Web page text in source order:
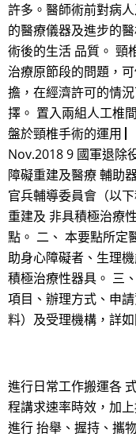
許多。醫師術前對病
的醫療儀器及進步的
術後的生活 品質。 頸
治療原節段的問題，
擔，在經濟許可的情
擇。 置入兩組人工椎
盤於頸椎手術的運用
Nov.2018 9 國軍退除
障礙重建及醫療 輔助
官兵輔導委員會（以
重建及 非具積極治療
點。 二、 本要點所定
助身心障礙者、生理
積極治療性器具。 三
項目、辦理方式、申
料）及受理機構，詳如
進行日常工作搬運各
程講求速率時效，加
進行 抬舉、握持、攜